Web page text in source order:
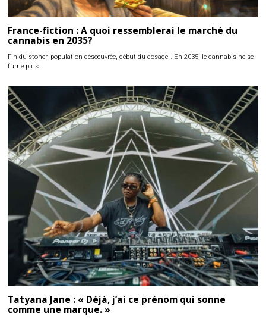
France-fiction : A quoi ressemblerai le marché du
cannabis en 2035?
Fin du stoner, population désœuvrée, début du dosage… En 2035, le cannabis ne se
fume plus
Tatyana Jane : « Déjà, j’ai ce prénom qui sonne
comme une marque. »